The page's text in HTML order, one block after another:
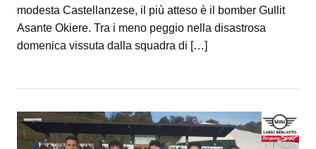
modesta Castellanzese, il più atteso è il bomber Gullit
Asante Okiere. Tra i meno peggio nella disastrosa
domenica vissuta dalla squadra di […]